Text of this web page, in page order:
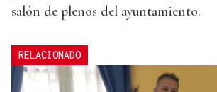
salón de plenos del ayuntamiento.
RELACIONADO